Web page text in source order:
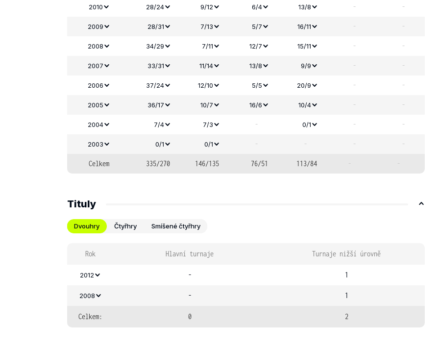
2010 28/24 9/12 6/4 13/8 - -
2009 28/31 7/13 5/7 16/11 - -
2008 34/29 7/11 12/7 15/11 - -
2007 33/31 11/14 13/8 9/9 - -
2006 37/24 12/10 5/5 20/9 - -
2005 36/17 10/7 16/6 10/4 - -
2004 7/4 7/3 - 0/1 - -
2003 0/1 0/1 - - - -
Celkem 335/270 146/135 76/51 113/84 - -
Tituly
Dvouhry Čtyřhry Smíšené čtyřhry
Rok Hlavní turnaje Turnaje nižší úrovně
2012 - 1
2008 - 1
Celkem: 0 2